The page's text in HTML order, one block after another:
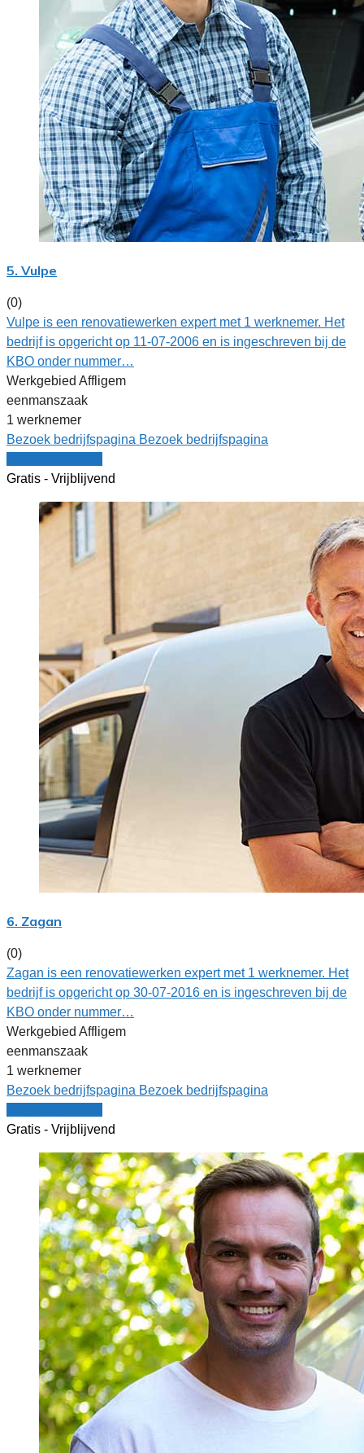
5. Vulpe
(0)
Vulpe is een renovatiewerken expert met 1 werknemer. Het
bedrijf is opgericht op 11-07-2006 en is ingeschreven bij de
KBO onder nummer…
Werkgebied Affligem
eenmanszaak
1 werknemer
Bezoek bedrijfspagina Bezoek bedrijfspagina
Gratis - Vrijblijvend
6. Zagan
(0)
Zagan is een renovatiewerken expert met 1 werknemer. Het
bedrijf is opgericht op 30-07-2016 en is ingeschreven bij de
KBO onder nummer…
Werkgebied Affligem
eenmanszaak
1 werknemer
Bezoek bedrijfspagina Bezoek bedrijfspagina
Gratis - Vrijblijvend